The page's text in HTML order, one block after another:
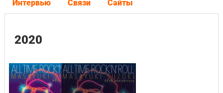
Интервью Связи Сайты
2020